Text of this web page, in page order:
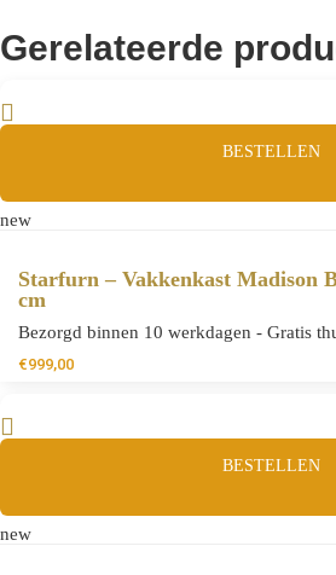
Gerelateerde
BESTELLEN
new
Starfurn – Vakkenkast Madison
cm
Bezorgd binnen 10 werkdagen - Gratis
€999,00
BESTELLEN
new